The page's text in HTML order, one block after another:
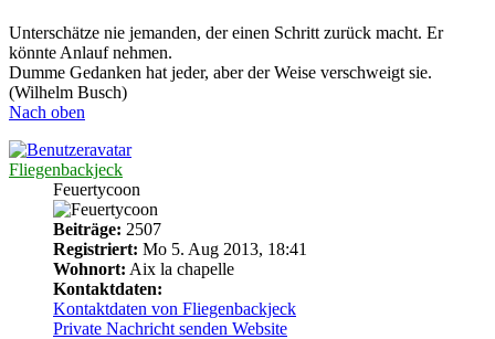
Unterschätze nie jemanden, der einen Schritt zurück macht. Er
könnte Anlauf nehmen.
Dumme Gedanken hat jeder, aber der Weise verschweigt sie.
(Wilhelm Busch)
Nach oben
Fliegenbackjeck
Feuertycoon
Beiträge: 2507
Registriert: Mo 5. Aug 2013, 18:41
Wohnort: Aix la chapelle
Kontaktdaten:
Kontaktdaten von Fliegenbackjeck
Private Nachricht senden Website